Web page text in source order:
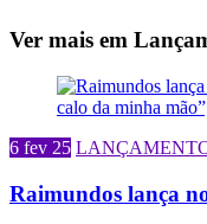
Ver mais em
6 fev 25
Raimundos lança